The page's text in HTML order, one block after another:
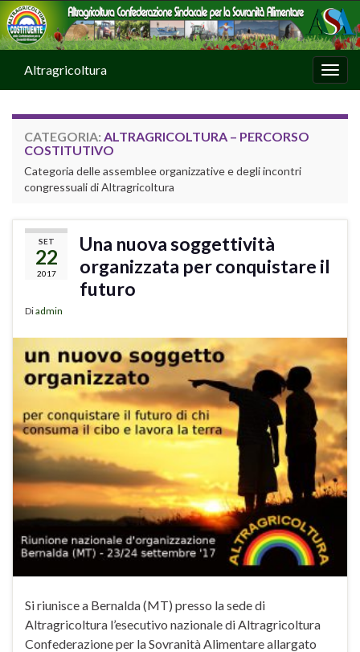
Altragricoltura
CATEGORIA: ALTRAGRICOLTURA – PERCORSO
COSTITUTIVO
Categoria delle assemblee organizzative e degli incontri
congressuali di Altragricoltura
SET
22
2017
Una nuova soggettività
organizzata per conquistare il
futuro
Diadmin
Si riunisce a Bernalda (MT) presso la sede di
Altragricoltura l’esecutivo nazionale di Altragricoltura
Confederazione per la Sovranità Alimentare allargato